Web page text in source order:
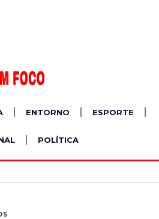
ENTORNO ESPORTE
POLÍTICA